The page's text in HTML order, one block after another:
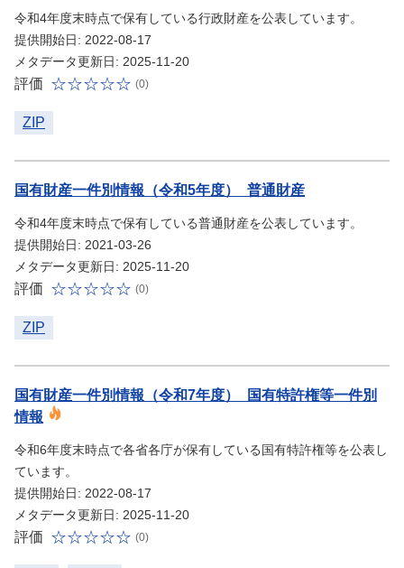
令和4年度末時点で保有している行政財産を公表しています。
提供開始日: 2022-08-17
メタデータ更新日: 2025-11-20
評価 (0)
ZIP
国有財産一件別情報（令和5年度）_普通財産
令和4年度末時点で保有している普通財産を公表しています。
提供開始日: 2021-03-26
メタデータ更新日: 2025-11-20
評価 (0)
ZIP
国有財産一件別情報（令和7年度）_国有特許権等一件別
情報
令和6年度末時点で各省各庁が保有している国有特許権等を公表し
ています。
提供開始日: 2022-08-17
メタデータ更新日: 2025-11-20
評価 (0)